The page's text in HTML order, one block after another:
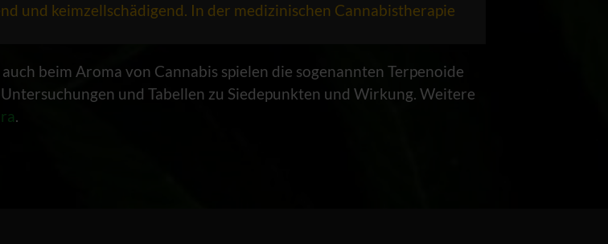
und keimzellschädigend. In der medizinischen Cannabistherapie
beim Aroma von Cannabis spielen die sogenannten Terpenoide
und Tabellen zu Siedepunkten und Wirkung. Weitere
.